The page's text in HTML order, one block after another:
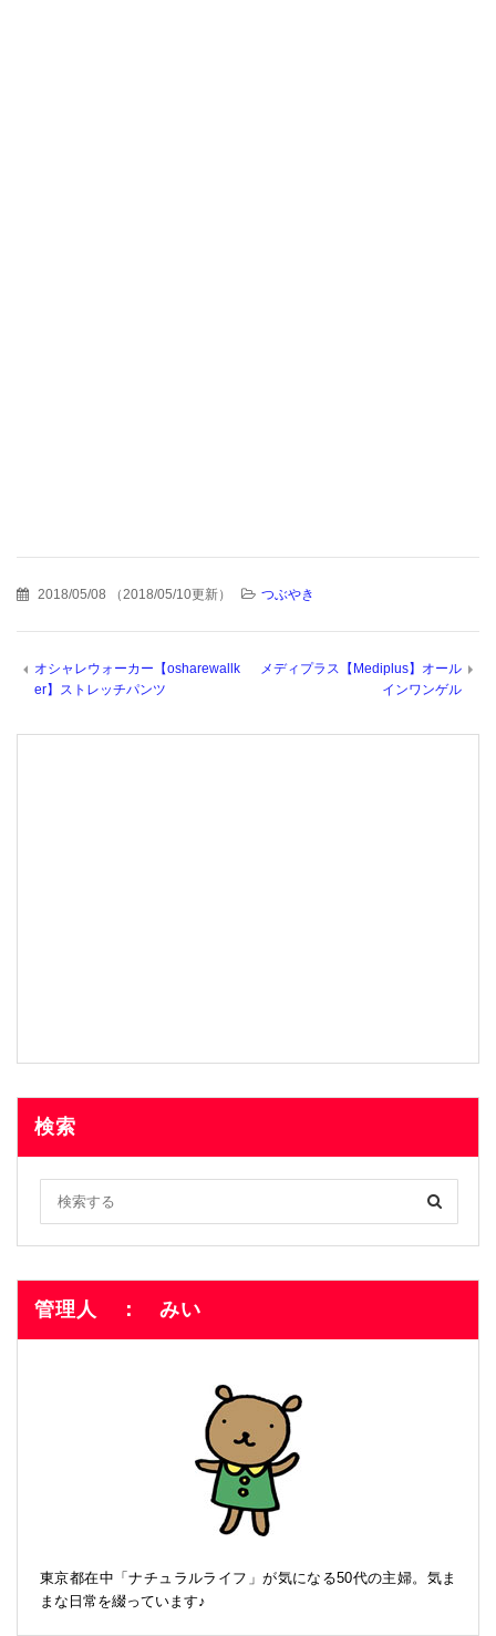
2018/05/08 （ 2018/05/10更新） つぶやき
オシャレウォーカー【osharewallk
er】ストレッチパンツ
メディプラス【Mediplus】オール
インワンゲル
検索
管理人 ： みい
東京都在中「ナチュラルライフ」が気になる50代の主婦。気ま
まな日常を綴っています♪